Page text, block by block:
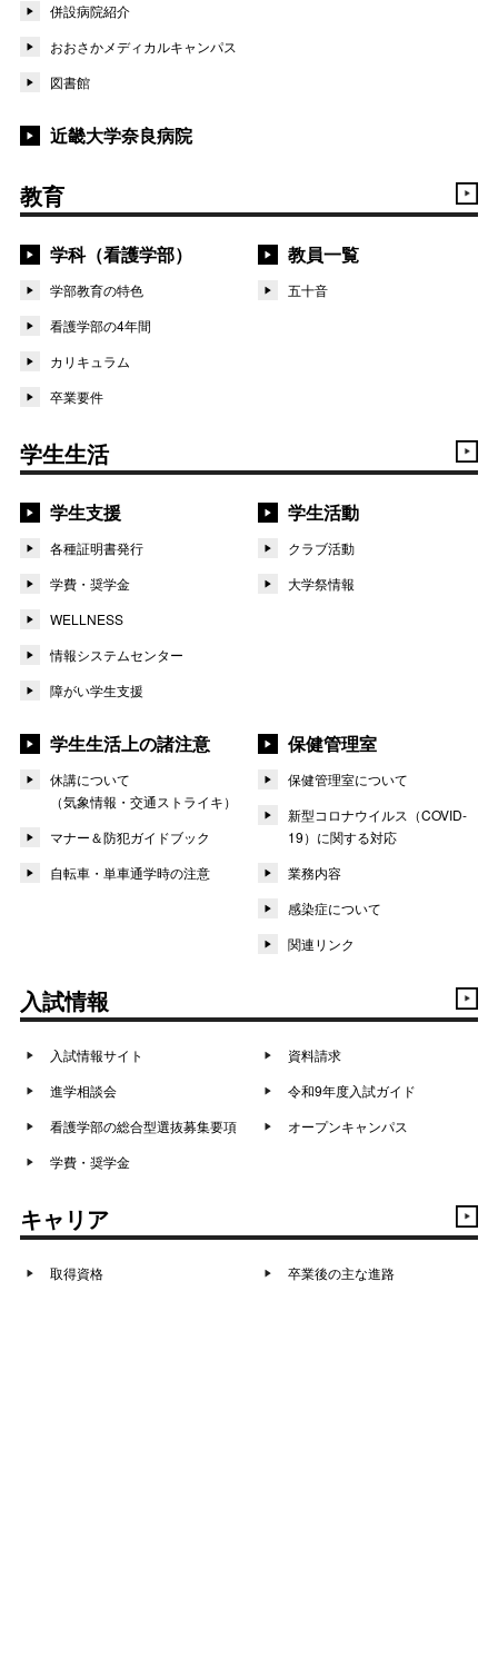
併設病院紹介
おおさかメディカルキャンパス
図書館
近畿大学奈良病院
教育
学科（看護学部）
学部教育の特色
看護学部の4年間
カリキュラム
卒業要件
教員一覧
五十音
学生生活
学生支援
各種証明書発行
学費・奨学金
WELLNESS
情報システムセンター
障がい学生支援
学生活動
クラブ活動
大学祭情報
学生生活上の諸注意
休講について
（気象情報・交通ストライキ）
マナー＆防犯ガイドブック
自転車・単車通学時の注意
保健管理室
保健管理室について
新型コロナウイルス（COVID-
19）に関する対応
業務内容
感染症について
関連リンク
入試情報
入試情報サイト
資料請求
進学相談会
令和9年度入試ガイド
看護学部の総合型選抜募集要項
オープンキャンパス
学費・奨学金
キャリア
取得資格 卒業後の主な進路